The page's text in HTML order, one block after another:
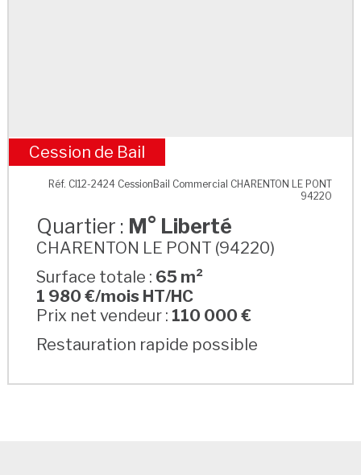
M° Liberté
Cession de Bail
Réf. CI12-2424 CessionBail Commercial CHARENTON LE PONT
94220
Quartier : M° Liberté
CHARENTON LE PONT (94220)
Surface totale : 65 m²
1 980 €/mois HT/HC
Prix net vendeur : 110 000 €
Restauration rapide possible